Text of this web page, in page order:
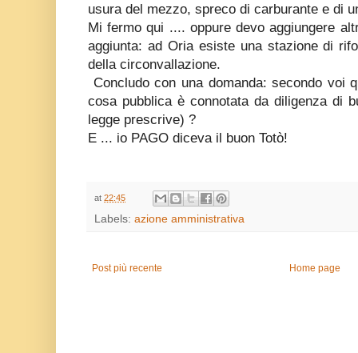
usura del mezzo, spreco di carburante e di
Mi fermo qui .... oppure devo aggiungere
aggiunta: ad Oria esiste una stazione di
della circonvallazione.
Concludo con una domanda: secondo voi
cosa pubblica è connotata da diligenza di
legge prescrive) ?
E ... io PAGO diceva il buon Totò!
at 22:45
Labels: azione amministrativa
Post più recente Home page